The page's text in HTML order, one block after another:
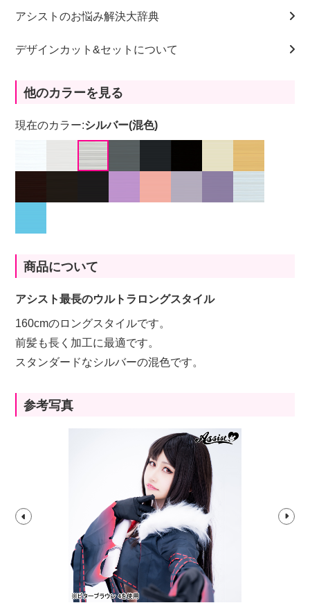
アシストのお悩み解決大辞典
デザインカット&セットについて
他のカラーを見る
現在のカラー:シルバー(混色)
商品について
アシスト最長のウルトラロングスタイル
160cmのロングスタイルです。
前髪も長く加工に最適です。
スタンダードなシルバーの混色です。
参考写真